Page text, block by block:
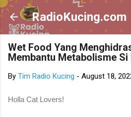
Skip to main
RadioKucing.com
Wet Food Yang
Membantu Metabolisme Si
By Tim Radio Kucing - August 18,
Holla Cat Lovers!